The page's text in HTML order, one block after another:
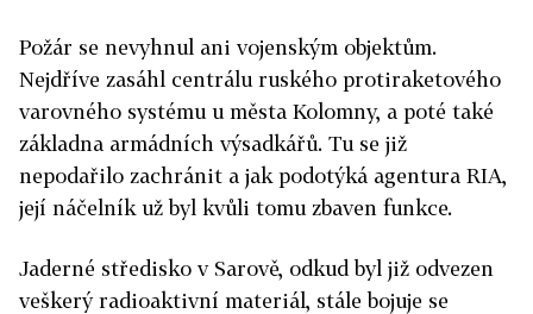
Požár se nevyhnul ani vojenským objektům.
Nejdříve zasáhl centrálu ruského protiraketového
varovného systému u města Kolomny, a poté také
základna armádních výsadkářů. Tu se již
nepodařilo zachránit a jak podotýká agentura RIA,
její náčelník už byl kvůli tomu zbaven funkce.
Jaderné středisko v Sarově, odkud byl již odvezen
veškerý radioaktivní materiál, stále bojuje se